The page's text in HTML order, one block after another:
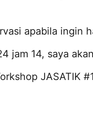
apabila ingin
jam 14, saya
JASATIK